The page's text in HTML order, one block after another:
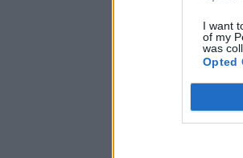
I want
of my
was
Opted